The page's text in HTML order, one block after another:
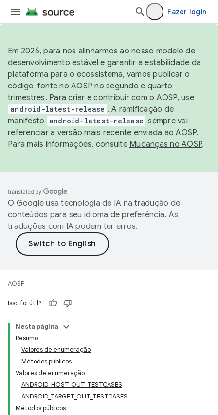
Fazer login
Em 2026, para nos alinharmos ao nosso modelo de
desenvolvimento estável e garantir a estabilidade da
plataforma para o ecossistema, vamos publicar o
código-fonte no AOSP no segundo e quarto
trimestres. Para criar e contribuir com o AOSP, use
android-latest-release . A ramificação de
manifesto
android-latest-release sempre vai
referenciar a versão mais recente enviada ao AOSP.
Para mais informações, consulte Mudanças no AOSP.
O Google usa tecnologia de IA na tradução de
conteúdos para seu idioma de preferência. As
traduções com IA podem ter erros.
AOSP
Isso foi útil?
Nesta página
Resumo
Valores de enumeração
Métodos públicos
Valores de enumeração
ANDROID_HOST_OUT_TESTCASES
ANDROID_TARGET_OUT_TESTCASES
Métodos públicos